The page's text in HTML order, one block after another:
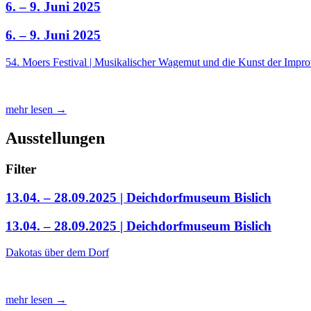
6. – 9. Juni 2025
6. – 9. Juni 2025
54. Moers Festival | Musikalischer Wagemut und die Kunst der
mehr lesen →
Ausstellungen
Filter
13.04. – 28.09.2025 | Deichdorfmuseum Bislich
13.04. – 28.09.2025 | Deichdorfmuseum Bislich
Dakotas über dem Dorf
mehr lesen →